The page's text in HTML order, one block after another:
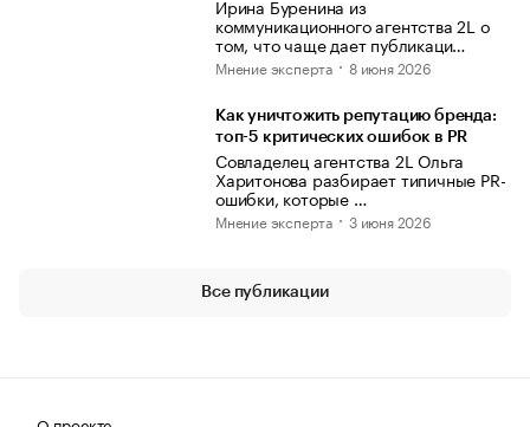
Ирина Буренина из
коммуникационного агентства 2L о
том, что чаще дает публикаци…
Мнение эксперта 8 июня 2026
Как уничтожить репутацию бренда:
топ-5 критических ошибок в PR
Совладелец агентства 2L Ольга
Харитонова разбирает типичные PR-
ошибки, которые …
Мнение эксперта 3 июня 2026
Все публикации